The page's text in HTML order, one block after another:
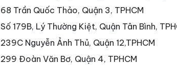
68 Trần Quốc Thảo, Quận 3, TPHCM
Số 179B, Lý Thường Kiệt, Quận Tân Bình,
239C Nguyễn Ảnh Thủ, Quận 12,TPHCM
299 Đoàn Văn Bơ, Quận 4, TPHCM